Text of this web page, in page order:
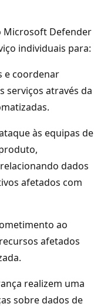
Microsoft Defender
individuais para:
e coordenar
serviços através da
às equipas de
dados
afetados com
ao
afetados
realizem uma
sobre dados de